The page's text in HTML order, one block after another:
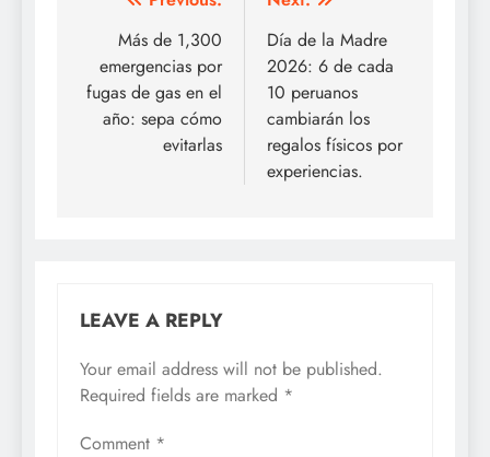
navigation
Más de 1,300
emergencias por
fugas de gas en el
año: sepa cómo
evitarlas
Día de la Madre
2026: 6 de cada
10 peruanos
cambiarán los
regalos físicos por
experiencias.
LEAVE A REPLY
Your email address will not be published.
Required fields are marked *
Comment *